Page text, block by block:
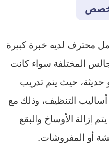
محترف لديه خبرة كبيرة
المختلفة سواء كانت
حديثة، حيث يتم تدريب
التنظيف، وذلك مع
إزالة الأوساخ والبقع
أو المفروشات.